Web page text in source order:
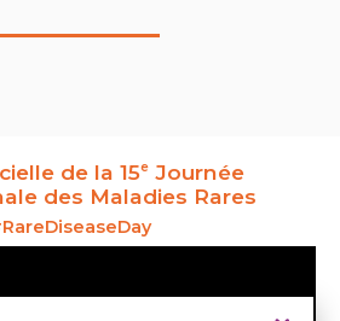
de la 15e Journée
des Maladies Rares
RareDiseaseDay